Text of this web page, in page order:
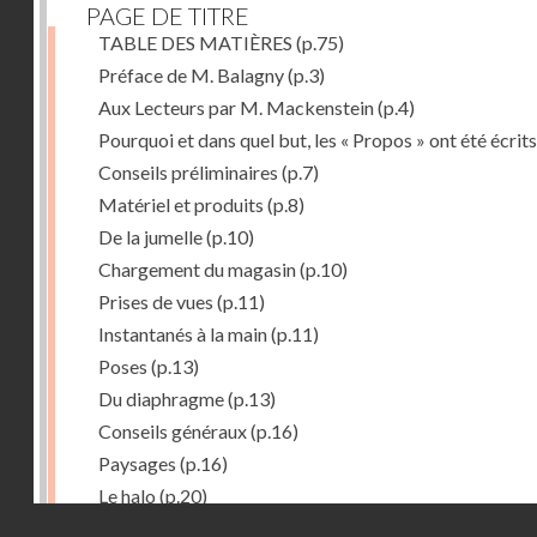
PAGE DE TITRE
TABLE DES MATIÈRES (p.75)
Préface de M. Balagny(p.3)
Aux Lecteurs par M. Mackenstein(p.4)
Pourquoi et dans quel but, les « Propos » ont été écrits
Conseils préliminaires (p.7)
Matériel et produits (p.8)
De la jumelle(p.10)
Chargement du magasin(p.10)
Prises de vues (p.11)
Instantanés à la main(p.11)
Poses (p.13)
Du diaphragme(p.13)
Conseils généraux(p.16)
Paysages (p.16)
Le halo (p.20)